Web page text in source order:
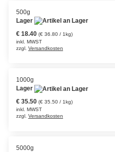
China Tee
Oolong
Grüner Tee aus China
Grüner Tee aus Japan
Grüntee aus Ceylon, Darjeeling,
Teemischungen
500g
Lager
€ 18.40 (€ 36.80 / 1kg)
inkl. MWST
zzgl. Versandkosten
1000g
Lager
€ 35.50 (€ 35.50 / 1kg)
inkl. MWST
zzgl. Versandkosten
5000g